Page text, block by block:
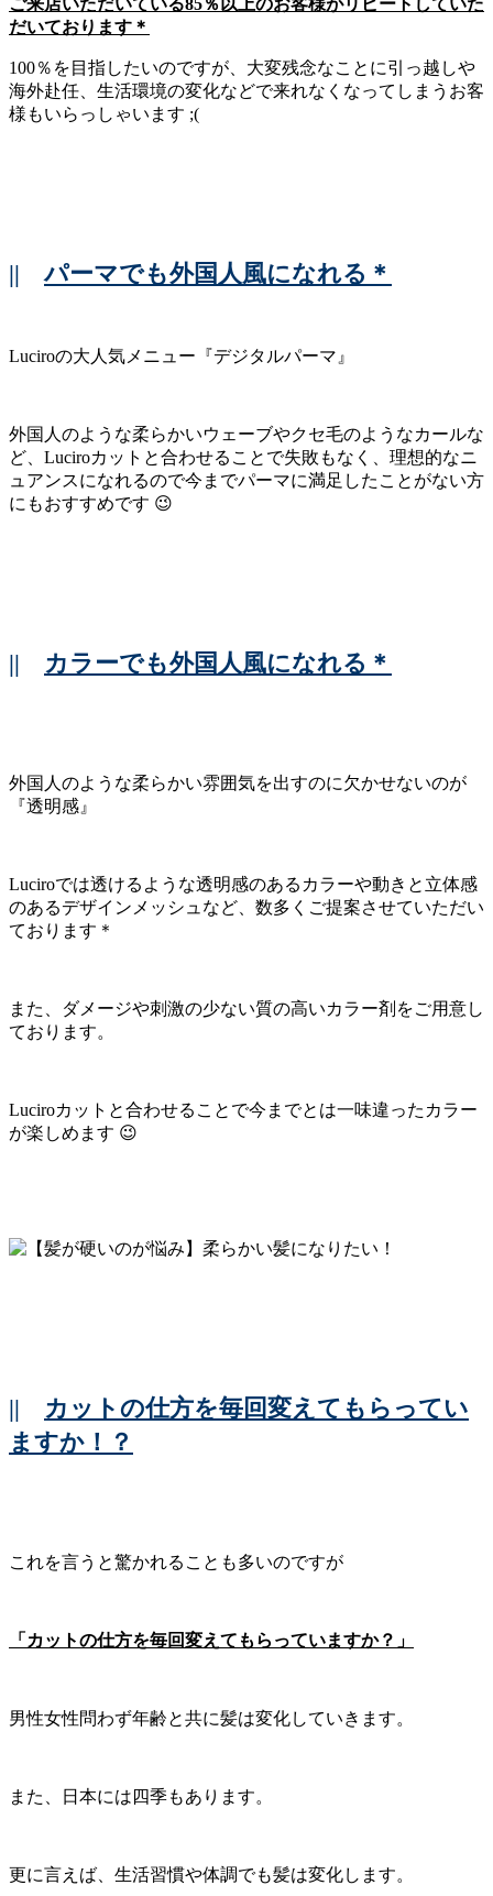
だいております＊
100％を目指したいのですが、大変残念なことに引っ越しや
海外赴任、生活環境の変化などで来れなくなってしまうお客
様もいらっしゃいます ;(
||パーマでも外国人風になれる＊
Luciroの大人気メニュー『デジタルパーマ』
外国人のような柔らかいウェーブやクセ毛のようなカールな
ど、Luciroカットと合わせることで失敗もなく、理想的なニ
ュアンスになれるので今までパーマに満足したことがない方
にもおすすめです 😉
|| カラーでも外国人風になれる＊
外国人のような柔らかい雰囲気を出すのに欠かせないのが
『透明感』
Luciroでは透けるような透明感のあるカラーや動きと立体感
のあるデザインメッシュなど、数多くご提案させていただい
ております＊
また、ダメージや刺激の少ない質の高いカラー剤をご用意し
ております。
Luciroカットと合わせることで今までとは一味違ったカラー
が楽しめます 😉
|| カットの仕方を毎回変えてもらってい
ますか！？
これを言うと驚かれることも多いのですが
「カットの仕方を毎回変えてもらっていますか？」
男性女性問わず年齢と共に髪は変化していきます。
また、日本には四季もあります。
更に言えば、生活習慣や体調でも髪は変化します。